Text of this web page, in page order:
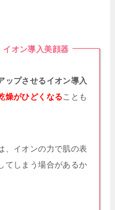
イオン導入美顔器
ップさせるイオン導入
燥がひどくなることも
、イオンの力で肌の表
てしまう場合があるか